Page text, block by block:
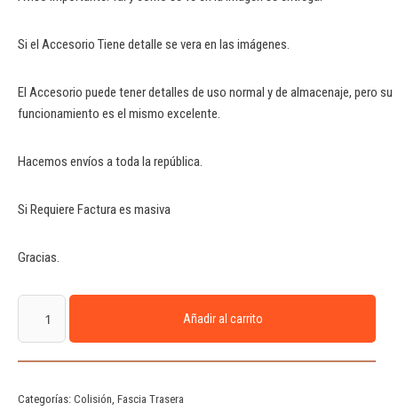
Si el Accesorio Tiene detalle se vera en las imágenes.
El Accesorio puede tener detalles de uso normal y de almacenaje, pero su
funcionamiento es el mismo excelente.
Hacemos envíos a toda la república.
Si Requiere Factura es masiva
Gracias.
Añadir al carrito
Categorías: Colisión, Fascia Trasera